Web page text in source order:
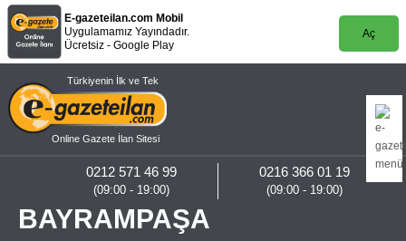
E-gazeteilan.com Mobil
Uygulamamız Yayındadır.
Ücretsiz - Google Play
Aç
Türkiyenin İlk ve Tek
Online Gazete İlan Sitesi
0216 366 01 19
(09:00 - 19:00)
0212 571 46 99
(09:00 - 19:00)
BAYRAMPAŞA